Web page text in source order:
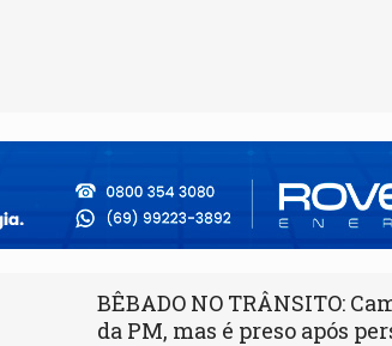
BÊBADO NO TRÂNSITO:
da PM, mas é preso após